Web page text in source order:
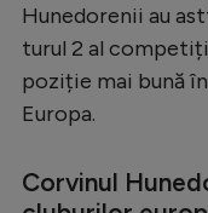
Hunedorenii au
turul 2 al
poziție mai bună
Europa.
Corvinul